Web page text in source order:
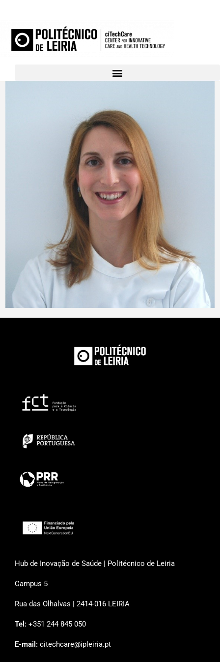
Hub de Inovação de Saúde | Politécnico de Leiria
Campus 5
Rua das Olhalvas | 2414-016 LEIRIA
Tel: +351 244 845 050
E-mail: citechcare@ipleiria.pt